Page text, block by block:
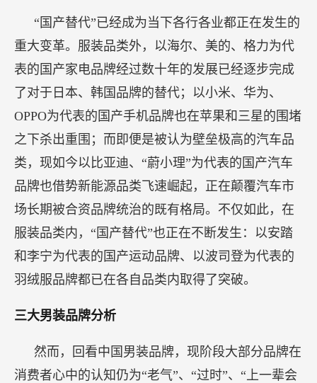
“国产替代”已经成为当下各行各业都正在发生的
重大变革。服装品类外，以海尔、美的、格力为代
表的国产家电品牌经过数十年的发展已经逐步完成
了对于日本、韩国品牌的替代；以小米、华为、
OPPO为代表的国产手机品牌也在苹果和三星的围堵
之下杀出重围；而即便是被认为壁垒极高的汽车品
类，现如今以比亚迪、“蔚小理”为代表的国产汽车
品牌也借势新能源品类飞速崛起，正在颠覆汽车市
场长期被合资品牌统治的既有格局。不仅如此，在
服装品类内，“国产替代”也正在不断发生：以安踏
和李宁为代表的国产运动品牌、以波司登为代表的
羽绒服品牌都已在各自品类内取得了突破。
三大男装品牌分析
然而，回看中国男装品牌，现阶段大部分品牌在
消费者心中的认知仍为“老气”、“过时”、“上一辈会